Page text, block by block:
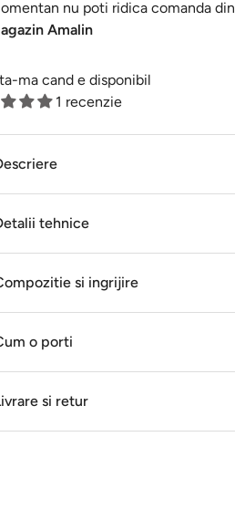
nu poti ridica comanda din
Amalin
ma cand e disponibil
1 recenzie
tehnice
si ingrijire
o porti
si retur